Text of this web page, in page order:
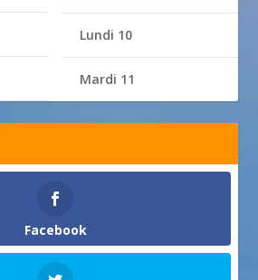
Lundi 10
Mardi 11
Facebook